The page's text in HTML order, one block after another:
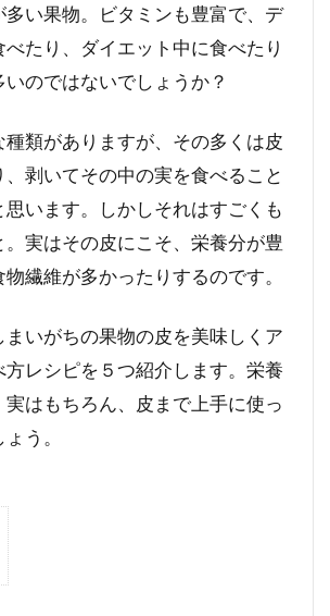
多い果物。ビタミンも豊富で、デ
たり、ダイエット中に食べたり
いのではないでしょうか？
類がありますが、その多くは皮
剥いてその中の実を食べること
います。しかしそれはすごくも
。実はその皮にこそ、栄養分が豊
繊維が多かったりするのです。
いがちの果物の皮を美味しくア
方レシピを５つ紹介します。栄養
実はもちろん、皮まで上手に使っ
う。